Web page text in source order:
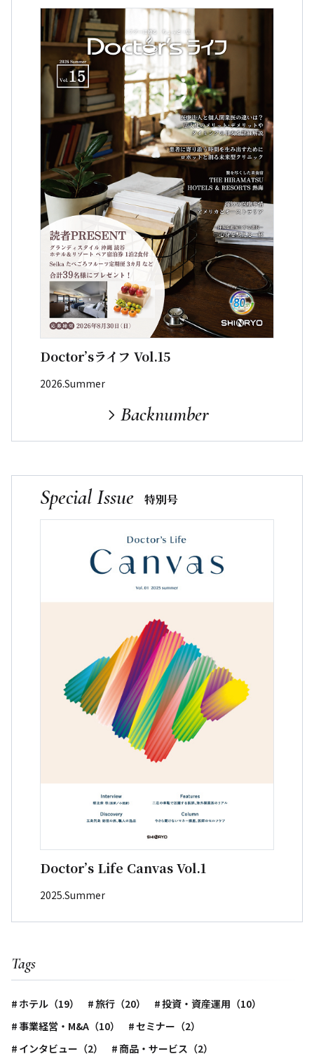
Doctor’sライフ Vol.15
2026.Summer
Backnumber
Special Issue 特別号
Doctor’s Life Canvas Vol.1
2025.Summer
Tags
ホテル（19） 旅行（20）
投資・資産運用（10）
事業経営・M&A（10）
セミナー（2）
インタビュー（2）
商品・サービス（2）